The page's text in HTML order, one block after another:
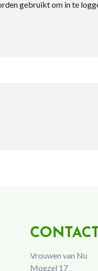
gebruikt om in te
Vrouwen van Nu
Moezel 17